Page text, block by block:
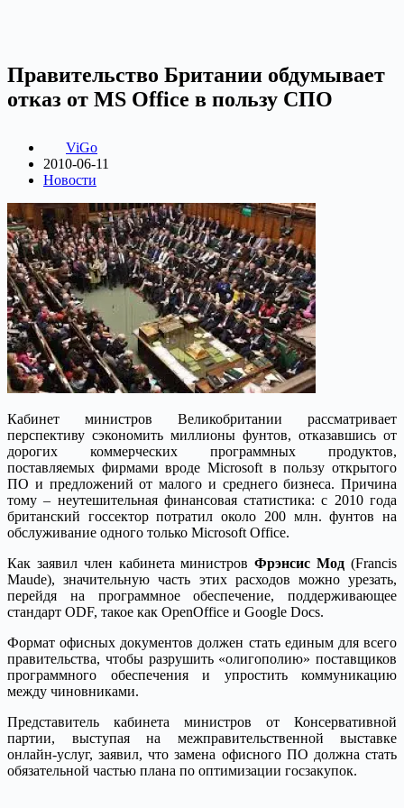
Правительство Британии обдумывает
отказ от MS Office в пользу СПО
ViGo
2010-06-11
Новости
Кабинет министров Великобритании рассматривает
перспективу сэкономить миллионы фунтов, отказавшись от
дорогих коммерческих программных продуктов,
поставляемых фирмами вроде Microsoft в пользу открытого
ПО и предложений от малого и среднего бизнеса. Причина
тому – неутешительная финансовая статистика: с 2010 года
британский госсектор потратил около 200 млн. фунтов на
обслуживание одного только Microsoft Office.
Как заявил член кабинета министровФрэнсис Мод (Francis
Maude), значительную часть этих расходов можно урезать,
перейдя на программное обеспечение, поддерживающее
стандарт ODF, такое как OpenOffice и Google Docs.
Формат офисных документов должен стать единым для всего
правительства, чтобы разрушить «олигополию» поставщиков
программного обеспечения и упростить коммуникацию
между чиновниками.
Представитель кабинета министров от Консервативной
партии, выступая на межправительственной выставке
онлайн-услуг, заявил, что замена офисного ПО должна стать
обязательной частью плана по оптимизации госзакупок.